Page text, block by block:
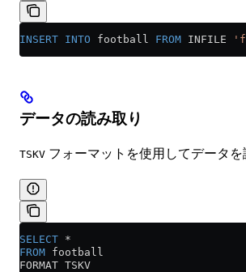
INSERT INTO football FROM INFILE
データの読み取り
TSKV フォーマットを使用してデータを
SELECT *
FROM football
FORMAT TSKV